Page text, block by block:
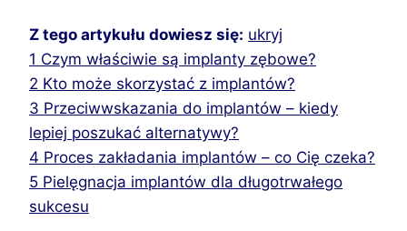
Z tego artykułu dowiesz się: ukryj
1 Czym właściwie są implanty zębowe?
2 Kto może skorzystać z implantów?
3 Przeciwwskazania do implantów – kiedy
lepiej poszukać alternatywy?
4 Proces zakładania implantów – co Cię czeka?
5 Pielęgnacja implantów dla długotrwałego
sukcesu